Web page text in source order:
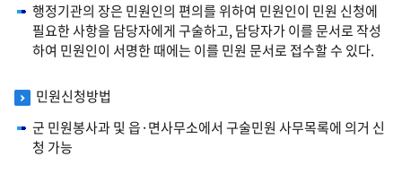
행정기관의 장은 민원인의 편의를 위하여 민원인이 민원 신청에
필요한 사항을 담당자에게 구술하고, 담당자가 이를 문서로 작성
하여 민원인이 서명한 때에는 이를 민원 문서로 접수할 수 있다.
민원신청방법
군 민원봉사과 및 읍·면사무소에서 구술민원 사무목록에 의거 신
청 가능